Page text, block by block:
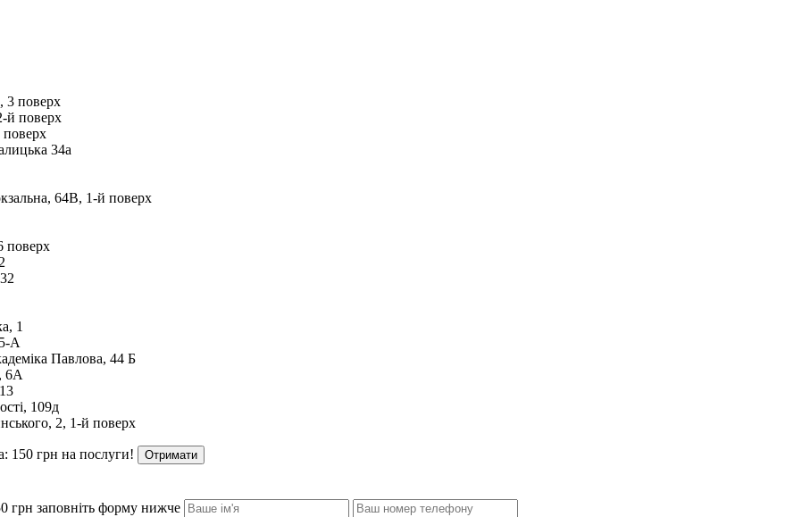
3 поверх
й поверх
34а
64В, 1-й поверх
поверх
1
А
Павлова, 44 Б
6А
109д
2, 1-й поверх
150 грн на послуги! Отримати
грн заповніть форму нижче